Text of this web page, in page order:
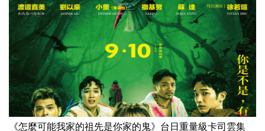
《怎麼可能我家的祖先是你家的鬼》台日重量級卡司雲集